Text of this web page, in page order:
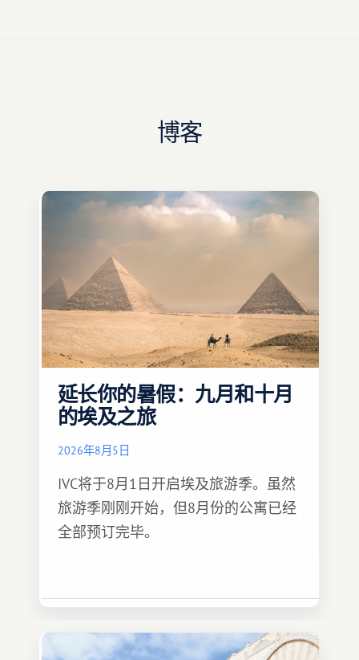
博客
延长你的暑假：九月和十月
的埃及之旅
2026年8月5日
IVC将于8月1日开启埃及旅游季。虽然
旅游季刚刚开始，但8月份的公寓已经
全部预订完毕。